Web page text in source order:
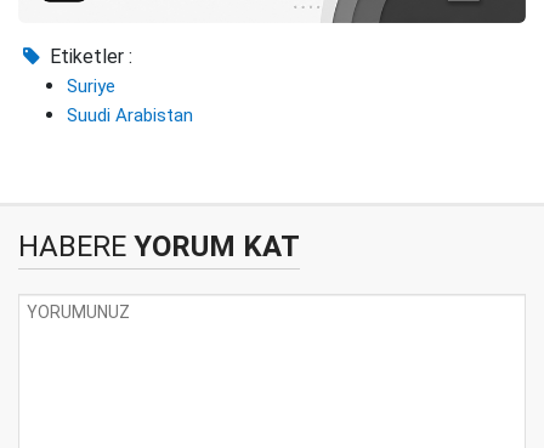
Etiketler :
Suriye
Suudi Arabistan
HABERE YORUM KAT